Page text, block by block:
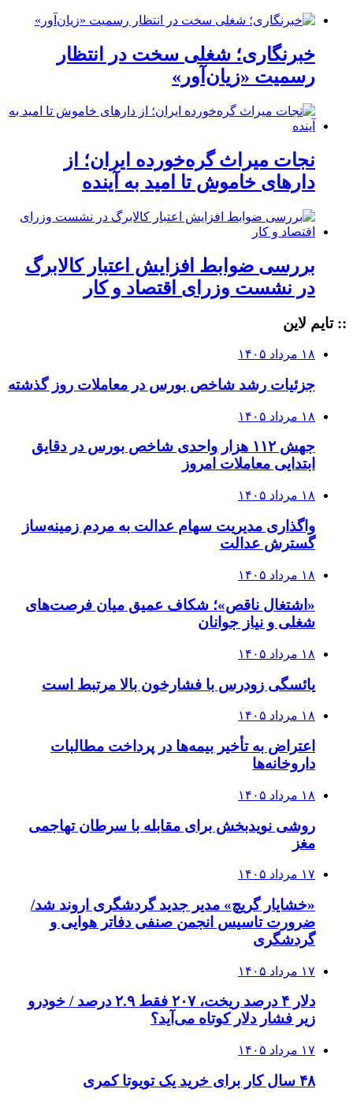
خبرنگاری؛ شغلی سخت در انتظار
رسمیت «زیان‌آور»
نجات میراث گره‌خورده ایران؛ از
دارهای خاموش تا امید به آینده
بررسی ضوابط افزایش اعتبار کالابرگ
در نشست وزرای اقتصاد و کار
:: تایم لاین
۱۸ مرداد ۱۴۰۵
جزئیات رشد شاخص بورس در معاملات روز گذشته
۱۸ مرداد ۱۴۰۵
جهش ۱۱۲ هزار واحدی شاخص بورس در دقایق
ابتدایی معاملات امروز
۱۸ مرداد ۱۴۰۵
واگذاری مدیریت سهام عدالت به مردم زمینه‌ساز
گسترش عدالت
۱۸ مرداد ۱۴۰۵
«اشتغال ناقص»؛ شکاف عمیق میان فرصت‌های
شغلی و نیاز جوانان
۱۸ مرداد ۱۴۰۵
یائسگی زودرس با فشارخون بالا مرتبط است
۱۸ مرداد ۱۴۰۵
اعتراض به تأخیر بیمه‌ها در پرداخت مطالبات
داروخانه‌ها
۱۸ مرداد ۱۴۰۵
روشی نویدبخش برای مقابله با سرطان تهاجمی
مغز
۱۷ مرداد ۱۴۰۵
«خشایار گریچ» مدیر جدید گردشگری اروند شد/
ضرورت تاسیس انجمن صنفی دفاتر هوایی و
گردشگری
۱۷ مرداد ۱۴۰۵
دلار ۴ درصد ریخت، ۲۰۷ فقط ۲.۹ درصد / خودرو
زیر فشار دلار کوتاه می‌آید؟
۱۷ مرداد ۱۴۰۵
۴۸ سال کار برای خرید یک تویوتا کمری